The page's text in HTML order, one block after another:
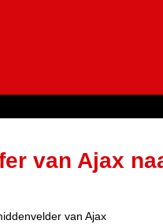
van Ajax
van Ajax